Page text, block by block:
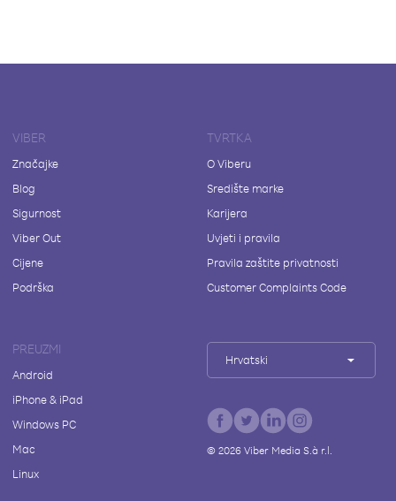
VIBER
Značajke
Blog
Sigurnost
Viber Out
Cijene
Podrška
TVRTKA
O Viberu
Središte marke
Karijera
Uvjeti i pravila
Pravila zaštite privatnosti
Customer Complaints Code
PREUZMI
Android
iPhone & iPad
Windows PC
Mac
Linux
Hrvatski
© 2026Viber Media S.à r.l.